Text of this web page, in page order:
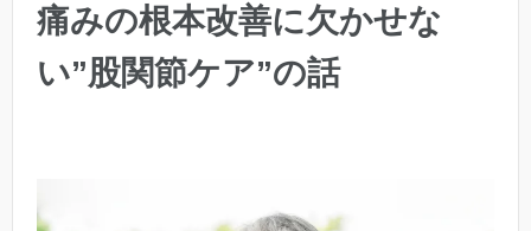
痛みの根本改善に欠かせな
い”股関節ケア”の話